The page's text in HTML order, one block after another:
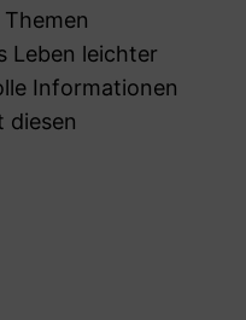
Leben leichter
Informationen
diesen